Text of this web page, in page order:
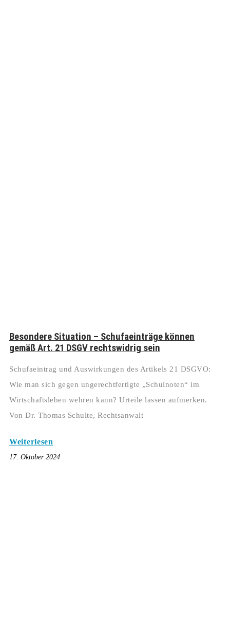
Besondere Situation – Schufaeinträge können
gemäß Art. 21 DSGV rechtswidrig sein
Schufaeintrag und Auswirkungen des Artikels 21 DSGVO:
Wie man sich gegen ungerechtfertigte „Schulnoten“ im
Wirtschaftsleben wehren kann? Urteile lassen aufmerken.
Von Dr. Thomas Schulte, Rechtsanwalt
Weiterlesen
17. Oktober 2024